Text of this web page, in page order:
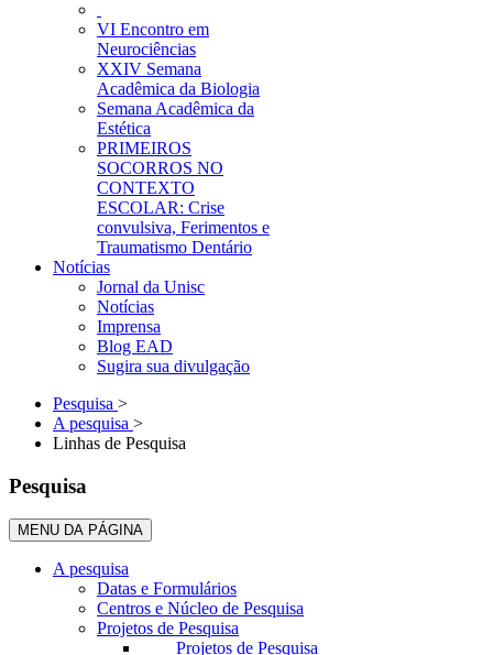
VI Encontro em
Neurociências
XXIV Semana
Acadêmica da Biologia
Semana Acadêmica da
Estética
PRIMEIROS
SOCORROS NO
CONTEXTO
ESCOLAR: Crise
convulsiva, Ferimentos e
Traumatismo Dentário
Notícias
Jornal da Unisc
Notícias
Imprensa
Blog EAD
Sugira sua divulgação
Pesquisa >
A pesquisa >
Linhas de Pesquisa
Pesquisa
MENU DA PÁGINA
A pesquisa
Datas e Formulários
Centros e Núcleo de Pesquisa
Projetos de Pesquisa
Projetos de Pesquisa